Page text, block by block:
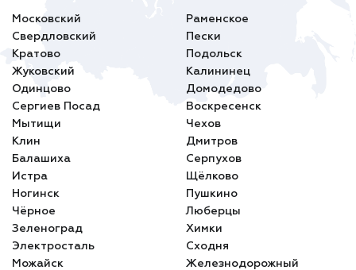
Московский
Раменское
Свердловский
Пески
Кратово
Подольск
Жуковский
Калининец
Одинцово
Домодедово
Сергиев Посад
Воскресенск
Мытищи
Чехов
Клин
Дмитров
Балашиха
Серпухов
Истра
Щёлково
Ногинск
Пушкино
Чёрное
Люберцы
Зеленоград
Химки
Электросталь
Сходня
Можайск
Железнодорожный